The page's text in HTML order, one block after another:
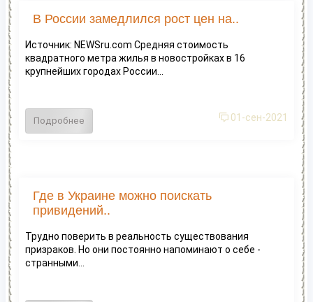
В России замедлился рост цен на..
Источник: NEWSru.com Средняя стоимость
квадратного метра жилья в новостройках в 16
крупнейших городах России...
Подробнее 01-сен-2021
Где в Украине можно поискать
привидений..
Трудно поверить в реальность существования
призраков. Но они постоянно напоминают о себе -
странными...